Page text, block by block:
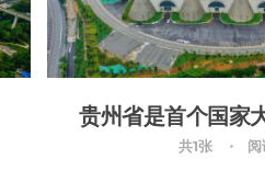
贵州省是首个国家
共1张